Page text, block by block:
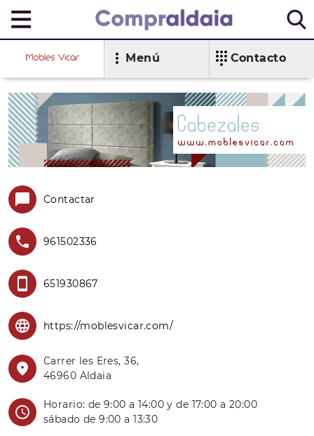
Menú Contacto
Contactar
961502336
651930867
https://moblesvicar.com/
Carrer les Eres, 36,
46960 Aldaia
Horario: de 9:00 a 14:00 y de 17:00 a 20:00
sábado de 9:00 a 13:30